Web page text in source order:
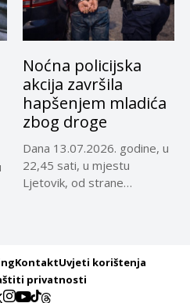
Noćna policijska
akcija završila
hapšenjem mladića
zbog droge
Dana 13.07.2026. godine, u
22,45 sati, u mjestu
Ljetovik, od strane
KontaktUvjeti korištenja
privatnosti